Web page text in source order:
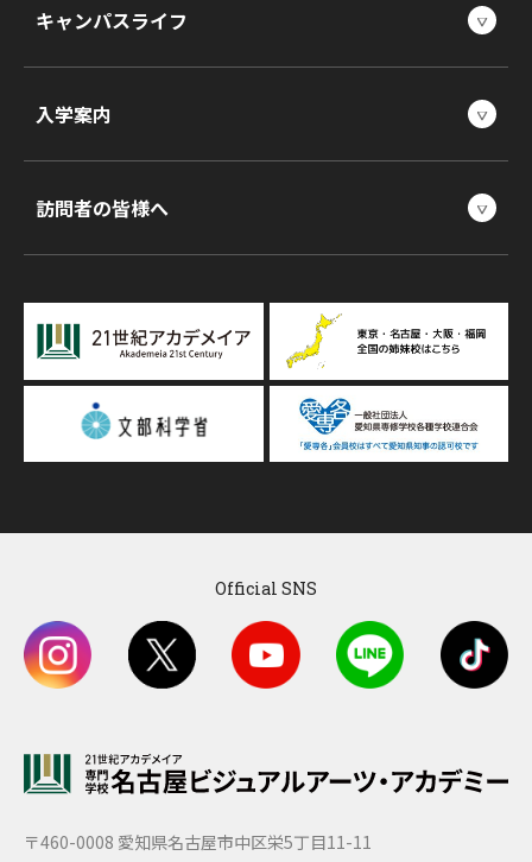
キャンパスライフ
入学案内
訪問者の皆様へ
〒460-0008 愛知県名古屋市中区栄5丁目11-11
Official SNS